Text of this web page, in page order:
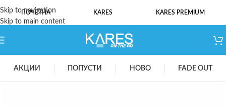
Skip to navigation
Skip to main content
ПОЧЕТНА KARES KARES PREMIUM
АКЦИИ ПОПУСТИ НОВО FADE OUT